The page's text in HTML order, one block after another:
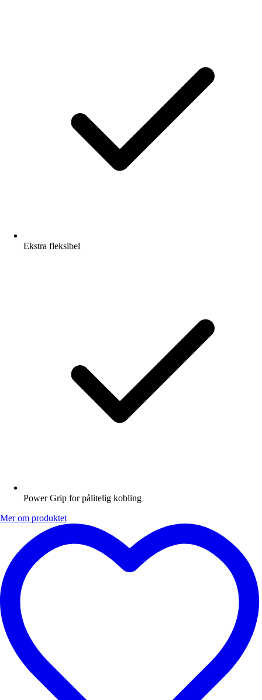
Ekstra fleksibel
Power Grip for pålitelig kobling
Mer om produktet